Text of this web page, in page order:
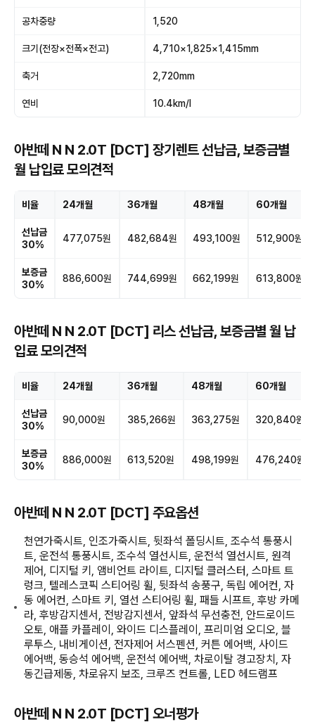
공차중량 1,520
크기(전장×전폭×전고) 4,710×1,825×1,415mm
축거 2,720mm
연비 10.4km/l
아반떼 N N 2.0T [DCT] 장기렌트 선납금, 보증금별
월 납입료 모의견적
비율 24개월 36개월 48개월 60개월
선납금
30%
477,075원 482,684원 493,100원 512,900원
보증금
30%
886,600원 744,699원 662,199원 613,800원
아반떼 N N 2.0T [DCT] 리스 선납금, 보증금별 월 납
입료 모의견적
비율 24개월 36개월 48개월 60개월
선납금
30%
90,000원 385,266원 363,275원 320,840원
보증금
30%
886,000원 613,520원 498,199원 476,240원
아반떼 N N 2.0T [DCT] 주요옵션
천연가죽시트, 인조가죽시트, 뒷좌석 폴딩시트, 조수석 통풍시
트, 운전석 통풍시트, 조수석 열선시트, 운전석 열선시트, 원격
제어, 디지털 키, 앰비언트 라이트, 디지털 클러스터, 스마트 트
렁크, 텔레스코픽 스티어링 휠, 뒷좌석 송풍구, 독립 에어컨, 자
동 에어컨, 스마트 키, 열선 스티어링 휠, 패들 시프트, 후방 카메
라, 후방감지센서, 전방감지센서, 앞좌석 무선충전, 안드로이드
오토, 애플 카플레이, 와이드 디스플레이, 프리미엄 오디오, 블
루투스, 내비게이션, 전자제어 서스펜션, 커튼 에어백, 사이드
에어백, 동승석 에어백, 운전석 에어백, 차로이탈 경고장치, 자
동긴급제동, 차로유지 보조, 크루즈 컨트롤, LED 헤드램프
아반떼 N N 2.0T [DCT] 오너평가